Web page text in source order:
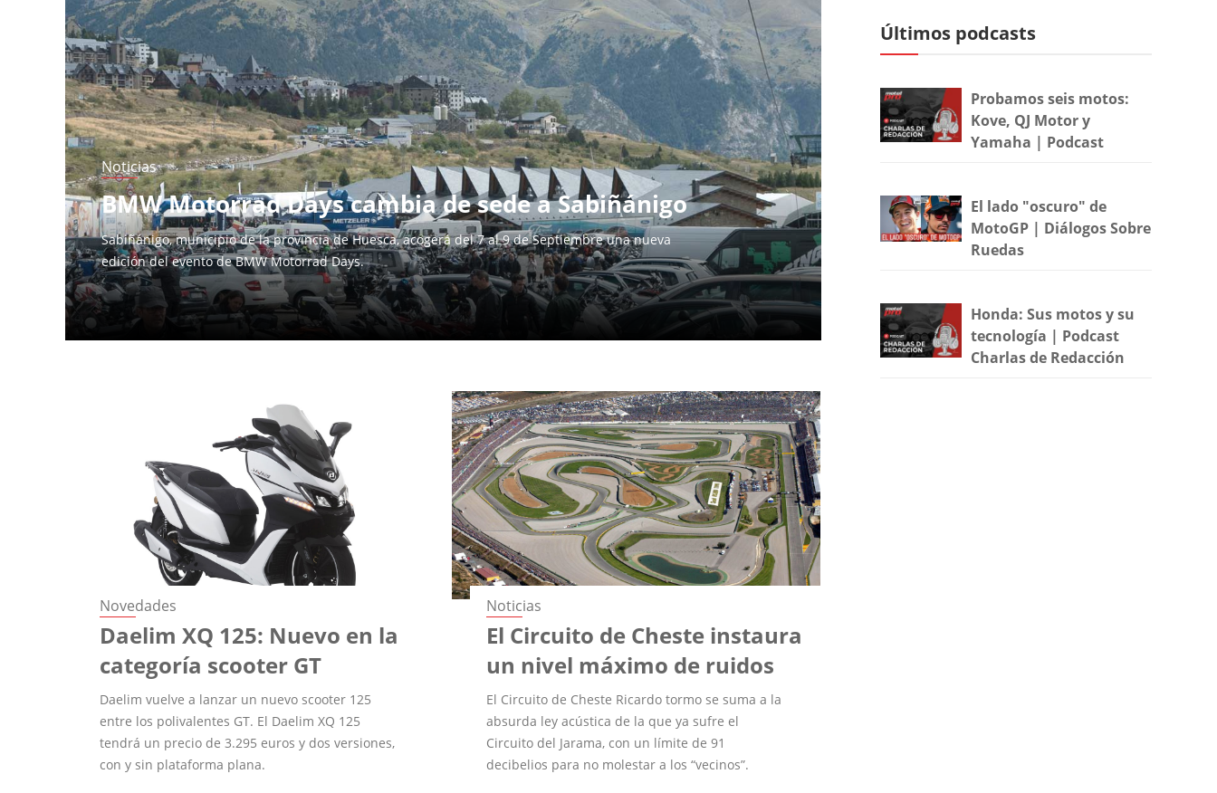
Noticias
BMW Motorrad Days cambia de sede a Sabiñánigo
Sabiñánigo, municipio de la provincia de Huesca, acogerá del 7 al 9 de Septiembre una nueva
edición del evento de BMW Motorrad Days.
Novedades
Daelim XQ 125: Nuevo en la
categoría scooter GT
Daelim vuelve a lanzar un nuevo scooter 125
entre los polivalentes GT. El Daelim XQ 125
tendrá un precio de 3.295 euros y dos versiones,
con y sin plataforma plana.
Noticias
El Circuito de Cheste instaura
un nivel máximo de ruidos
El Circuito de Cheste Ricardo tormo se suma a la
absurda ley acústica de la que ya sufre el
Circuito del Jarama, con un límite de 91
decibelios para no molestar a los “vecinos”.
Páginas
Últimos podcasts
Probamos seis motos:
Kove, QJ Motor y
Yamaha | Podcast
El lado "oscuro" de
MotoGP | Diálogos Sobre
Ruedas
Honda: Sus motos y su
tecnología | Podcast
Charlas de Redacción